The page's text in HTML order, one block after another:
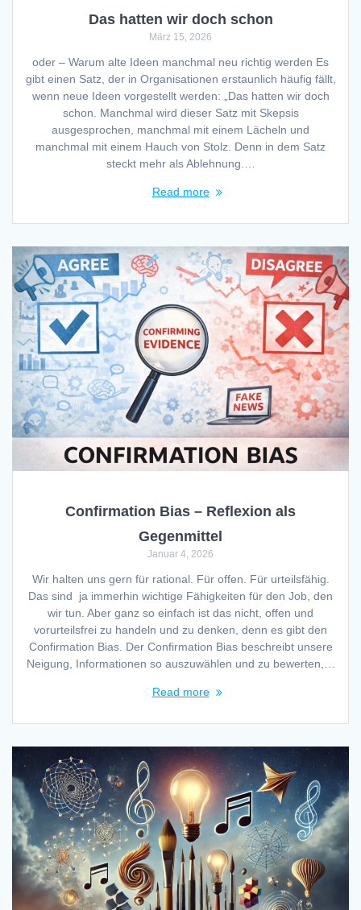
Das hatten wir doch schon
März 15, 2026
oder – Warum alte Ideen manchmal neu richtig werden Es
gibt einen Satz, der in Organisationen erstaunlich häufig fällt,
wenn neue Ideen vorgestellt werden: „Das hatten wir doch
schon. Manchmal wird dieser Satz mit Skepsis
ausgesprochen, manchmal mit einem Lächeln und
manchmal mit einem Hauch von Stolz. Denn in dem Satz
steckt mehr als Ablehnung.…
Read more
Confirmation Bias – Reflexion als
Gegenmittel
Januar 4, 2026
Wir halten uns gern für rational. Für offen. Für urteilsfähig.
Das sind ja immerhin wichtige Fähigkeiten für den Job, den
wir tun. Aber ganz so einfach ist das nicht, offen und
vorurteilsfrei zu handeln und zu denken, denn es gibt den
Confirmation Bias. Der Confirmation Bias beschreibt unsere
Neigung, Informationen so auszuwählen und zu bewerten,…
Read more